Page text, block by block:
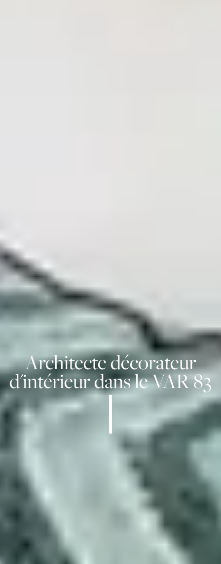
Architecte décorateur
d'intérieur dans le VAR 83